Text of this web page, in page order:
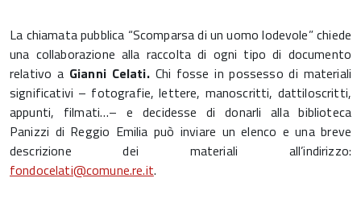
La chiamata pubblica “Scomparsa di un uomo lodevole” chiede
una collaborazione alla raccolta di ogni tipo di documento
relativo a Gianni Celati. Chi fosse in possesso di materiali
significativi – fotografie, lettere, manoscritti, dattiloscritti,
appunti, filmati…– e decidesse di donarli alla biblioteca
Panizzi di Reggio Emilia può inviare un elenco e una breve
descrizione dei materiali all’indirizzo:
fondocelati@comune.re.it.